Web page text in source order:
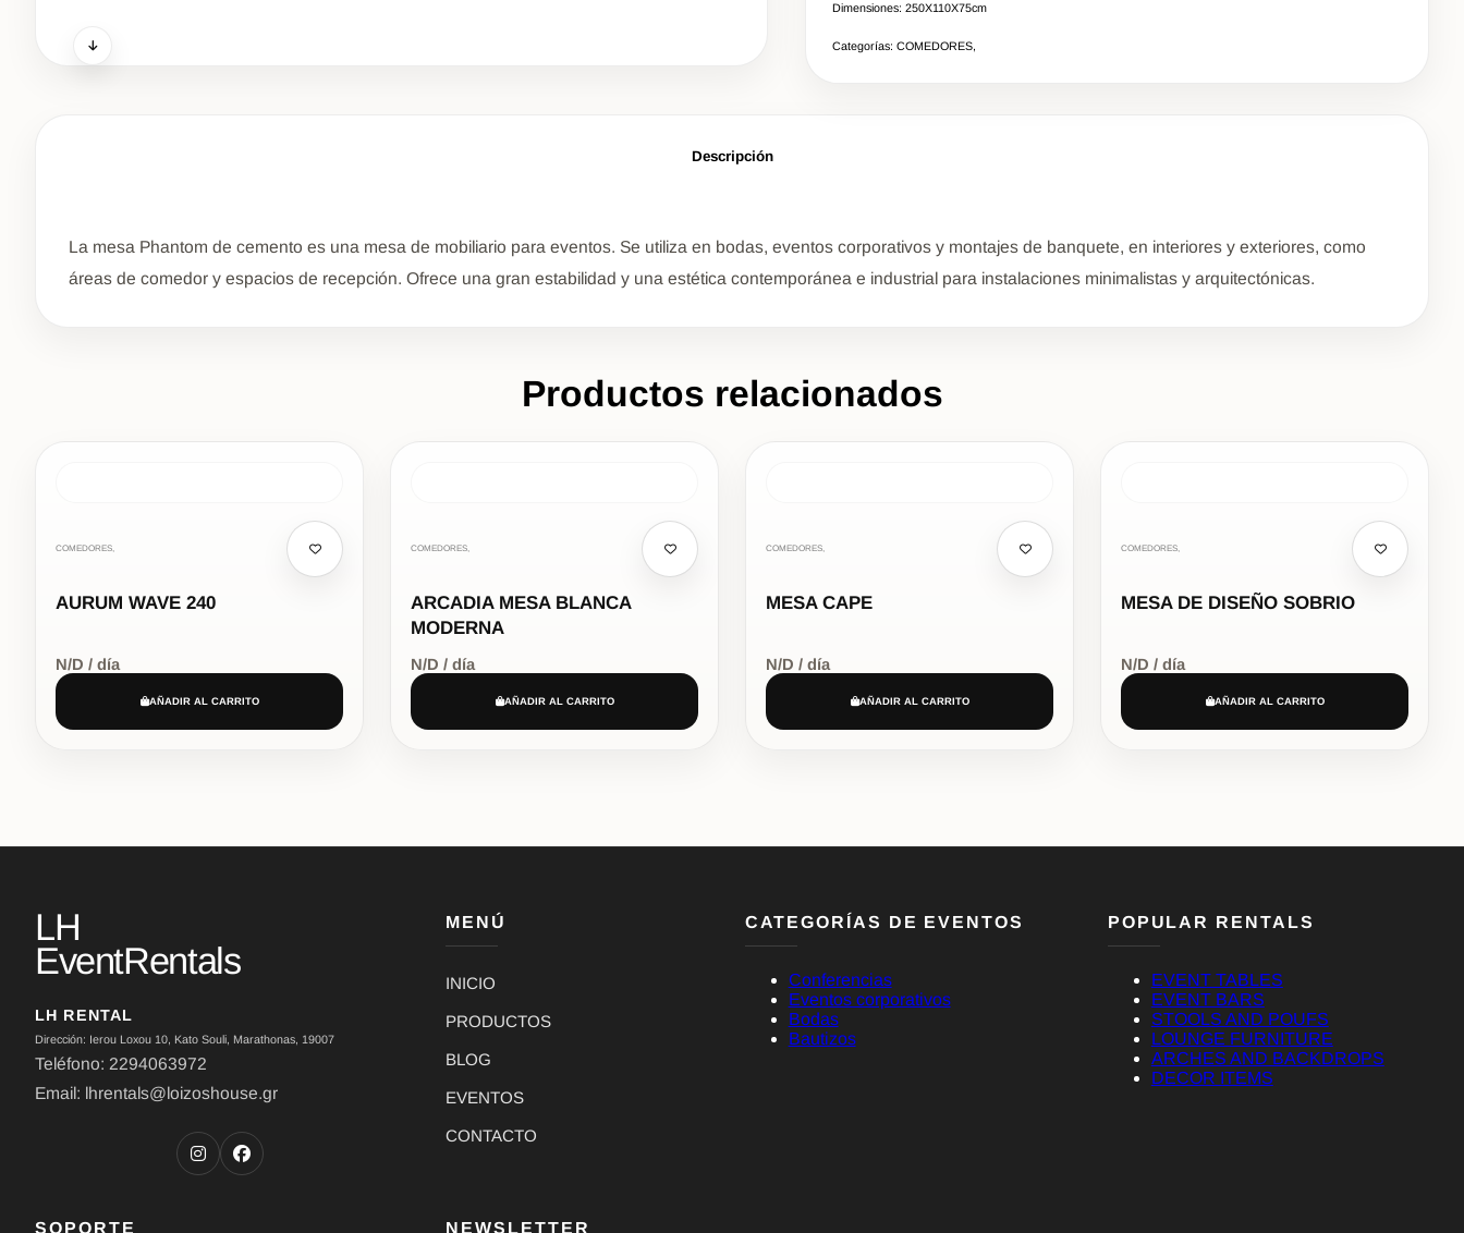
Dimensiones: 250X110X75cm
Categorías: COMEDORES,
Descripción
La mesa Phantom de cemento es una mesa de mobiliario para eventos. Se utiliza en bodas, eventos corporativos y montajes de banquete, en interiores y exteriores, como
áreas de comedor y espacios de recepción. Ofrece una gran estabilidad y una estética contemporánea e industrial para instalaciones minimalistas y arquitectónicas.
Productos relacionados
COMEDORES,
AURUM WAVE 240
N/D / día
AÑADIR AL CARRITO
COMEDORES,
ARCADIA MESA BLANCA
MODERNA
N/D / día
AÑADIR AL CARRITO
COMEDORES,
MESA CAPE
N/D / día
AÑADIR AL CARRITO
COMEDORES,
MESA DE DISEÑO SOBRIO
N/D / día
AÑADIR AL CARRITO
LH
EventRentals
LH RENTAL
Dirección: Ierou Loxou 10, Kato Souli, Marathonas, 19007
Teléfono: 2294063972
Email: lhrentals@loizoshouse.gr
MENÚ
INICIO
PRODUCTOS
BLOG
EVENTOS
CONTACTO
CATEGORÍAS DE EVENTOS
Conferencias
Eventos corporativos
Bodas
Bautizos
POPULAR RENTALS
EVENT TABLES
EVENT BARS
STOOLS AND POUFS
LOUNGE FURNITURE
ARCHES AND BACKDROPS
DECOR ITEMS
SOPORTE NEWSLETTER